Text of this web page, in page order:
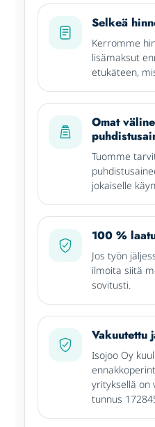
Selkeä
Kerromme
lisämaksut
etukäteen,
Omat
Tuomme
jokaiselle
100 %
Jos työn
ilmoita siitä
sovitusti.
Vakuutettu
Isojoo Oy
yrityksellä on
tunnus